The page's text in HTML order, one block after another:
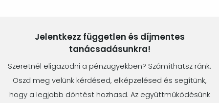
Jelentkezz független és díjmentes
tanácsadásunkra!
Szeretnél eligazodni a pénzügyekben? Számíthatsz ránk.
Oszd meg velünk kérdésed, elképzelésed és segítünk,
hogy a legjobb döntést hozhasd. Az együttműködésünk